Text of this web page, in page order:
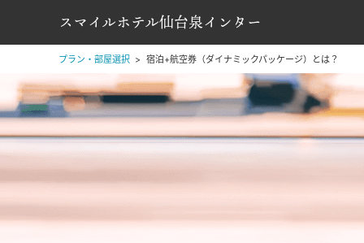
スマイルホテル仙台泉インター
プラン・部屋選択 宿泊+航空券（ダイナミックパッケージ）とは？